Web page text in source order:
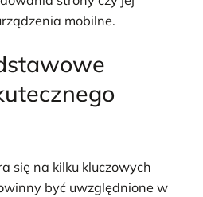
mobilne.
się na kilku kluczowych
być uwzględnione w